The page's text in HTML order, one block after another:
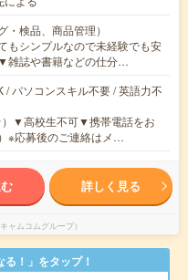
検品、商品管理）
もシンプルなので未経験でも安
雑誌や書籍などの仕分…
/ パソコンスキル不要 / 英語力不
▼高校生不可▼携帯電話をお
※応募後のご連絡はメ…
詳しく見る
ャムコムグループ）
！」をタップ！